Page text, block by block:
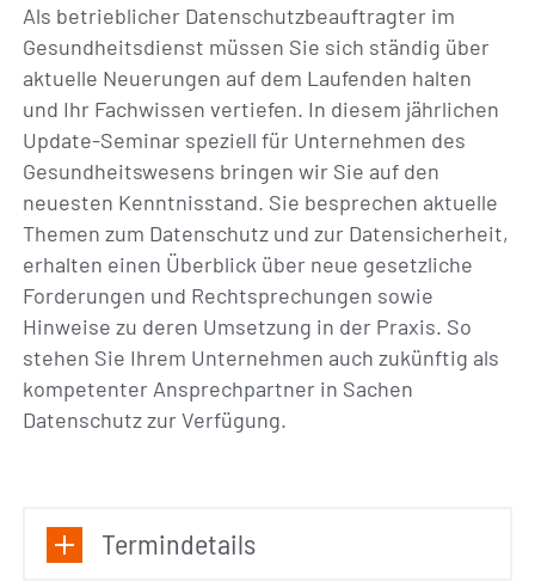
Als betrieblicher Datenschutzbeauftragter im
Gesundheitsdienst müssen Sie sich ständig über
aktuelle Neuerungen auf dem Laufenden halten
und Ihr Fachwissen vertiefen. In diesem jährlichen
Update-Seminar speziell für Unternehmen des
Gesundheitswesens bringen wir Sie auf den
neuesten Kenntnisstand. Sie besprechen aktuelle
Themen zum Datenschutz und zur Datensicherheit,
erhalten einen Überblick über neue gesetzliche
Forderungen und Rechtsprechungen sowie
Hinweise zu deren Umsetzung in der Praxis. So
stehen Sie Ihrem Unternehmen auch zukünftig als
kompetenter Ansprechpartner in Sachen
Datenschutz zur Verfügung.
Termindetails